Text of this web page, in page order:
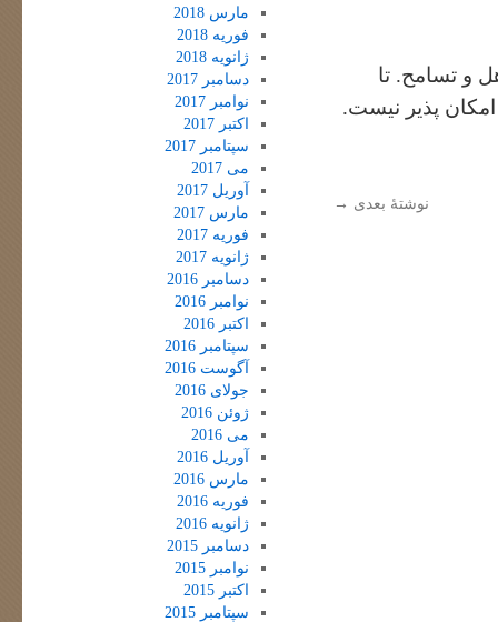
و تسامح. تا
پذیر نیست.
نوشتهٔ بعدی →
مارس 2018
فوریه 2018
ژانویه 2018
دسامبر 2017
نوامبر 2017
اکتبر 2017
سپتامبر 2017
می 2017
آوریل 2017
مارس 2017
فوریه 2017
ژانویه 2017
دسامبر 2016
نوامبر 2016
اکتبر 2016
سپتامبر 2016
آگوست 2016
جولای 2016
ژوئن 2016
می 2016
آوریل 2016
مارس 2016
فوریه 2016
ژانویه 2016
دسامبر 2015
نوامبر 2015
اکتبر 2015
سپتامبر 2015